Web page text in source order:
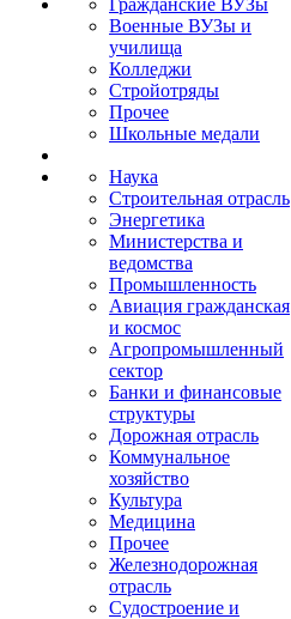
Гражданские ВУЗы
Военные ВУЗы и
училища
Колледжи
Стройотряды
Прочее
Школьные медали
Наука
Строительная отрасль
Энергетика
Министерства и
ведомства
Промышленность
Авиация гражданская
и космос
Агропромышленный
сектор
Банки и финансовые
структуры
Дорожная отрасль
Коммунальное
хозяйство
Культура
Медицина
Прочее
Железнодорожная
отрасль
Судостроение и